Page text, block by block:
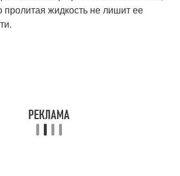
пролитая жидкость не лишит ее